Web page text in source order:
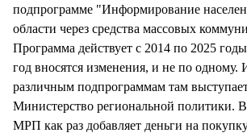
подпрограмме "Информирование
области через средства массовых
Программа действует с 2014 по 2025
год вносятся изменения, и не по одному.
различным подпрограммам там
Министерство региональной политики.
МРП как раз добавляет деньги на